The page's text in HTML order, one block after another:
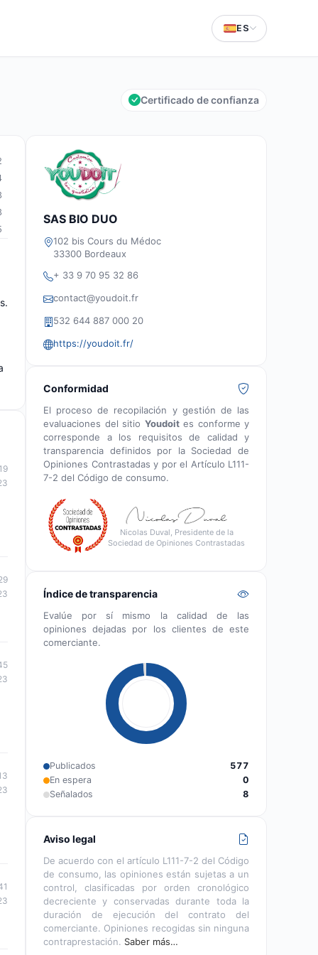
ES
Certificado de confianza
SAS BIO DUO
102 bis Cours du Médoc
33300 Bordeaux
+ 33 9 70 95 32 86
contact@youdoit.fr
532 644 887 000 20
https://youdoit.fr/
Conformidad
El proceso de recopilación y gestión de las
evaluaciones del sitio Youdoites conforme y
corresponde a los requisitos de calidad y
transparencia definidos por la Sociedad de
Opiniones Contrastadas y por el Artículo L111-
7-2 del Código de consumo.
Nicolas Duval, Presidente de la
Sociedad de Opiniones Contrastadas
Índice de transparencia
Evalúe por sí mismo la calidad de las
opiniones dejadas por los clientes de este
comerciante.
Publicados
577
En espera
0
Señalados
8
Aviso legal
De acuerdo con el artículo L111-7-2 del Código
de consumo, las opiniones están sujetas a un
control, clasificadas por orden cronológico
decreciente y conservadas durante toda la
duración de ejecución del contrato del
comerciante. Opiniones recogidas sin ninguna
contraprestación. Saber más…